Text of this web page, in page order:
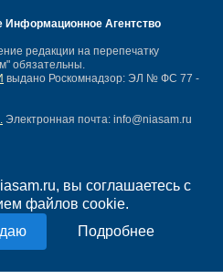
вы соглашаетесь с
файлов cookie.
Подробнее
Информационное Агентство
редакции на перепечатку
обязательны.
выдано Роскомнадзор: ЭЛ № ФС 77 -
Электронная почта: info@niasam.ru